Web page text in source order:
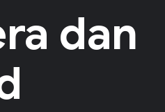
dan